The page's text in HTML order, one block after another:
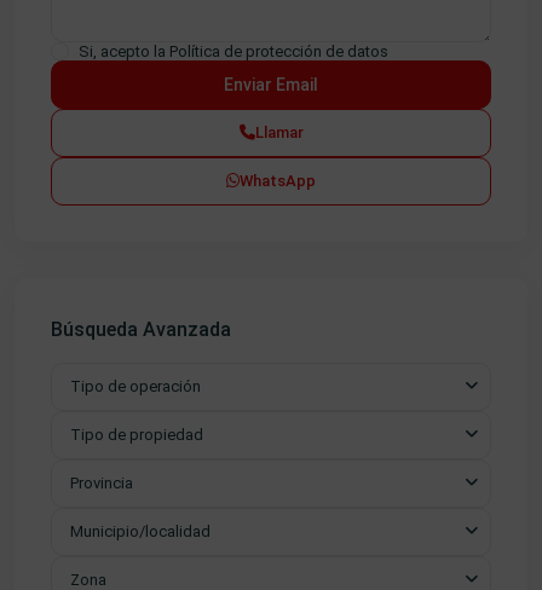
Si, acepto la Política de protección de datos
Llamar
WhatsApp
Búsqueda Avanzada
Tipo de operación
Tipo de propiedad
Provincia
Municipio/localidad
Zona